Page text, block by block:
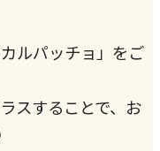
ルパッチョ」をご
スすることで、お